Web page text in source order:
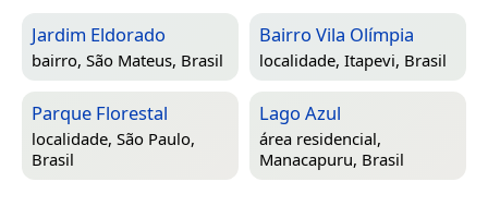
Jardim Eldorado
bairro, São Mateus, Brasil
Bairro Vila Olímpia
localidade, Itapevi, Brasil
Parque Florestal
localidade, São Paulo,
Brasil
Lago Azul
área residencial,
Manacapuru, Brasil